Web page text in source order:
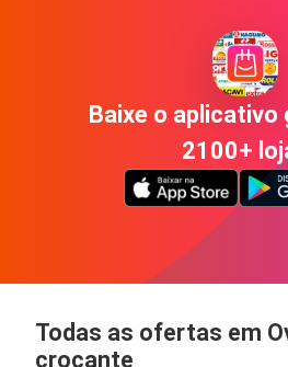
Baixe o
2100+
Todas as ofertas em
crocante